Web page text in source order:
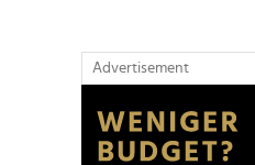
Advertisement